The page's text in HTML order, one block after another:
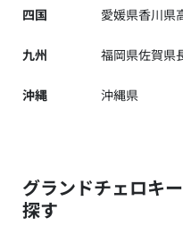
四国 愛媛県香川県
九州 福岡県佐賀県
沖縄 沖縄県
グランドチェロキ
探す